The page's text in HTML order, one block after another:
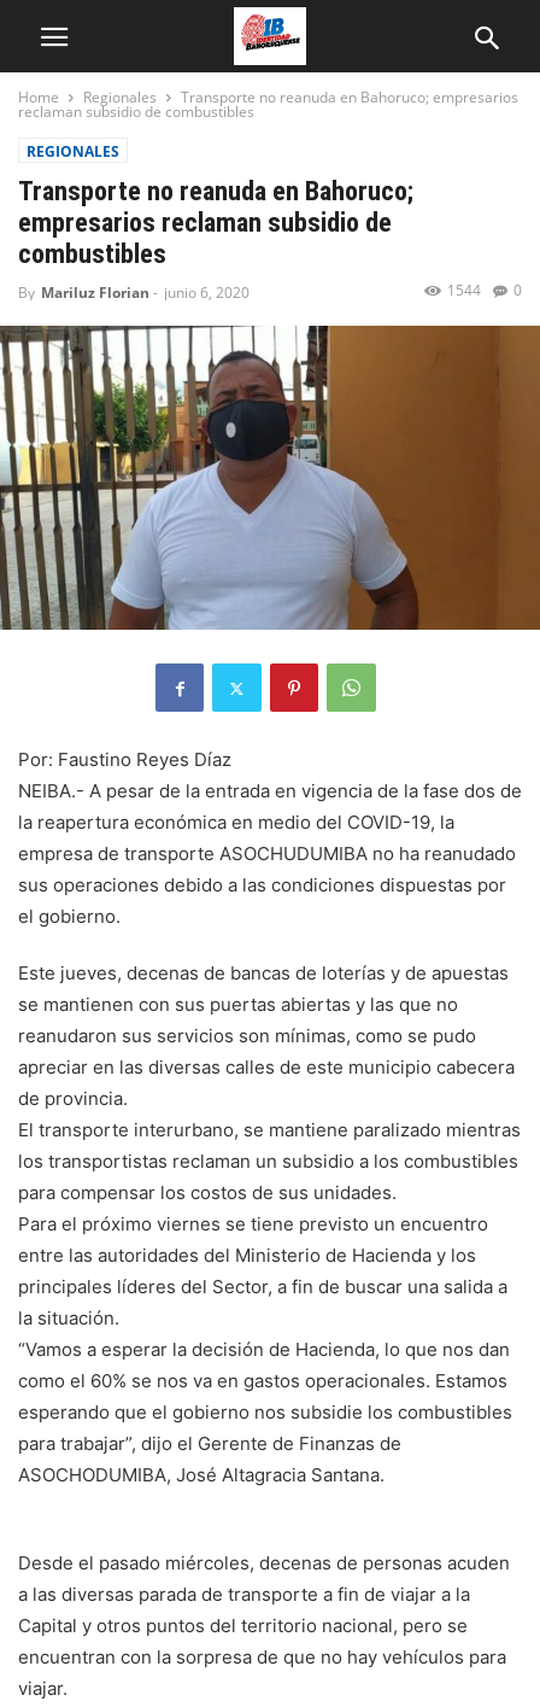
Home Regionales Transporte no reanuda en Bahoruco; empresarios
reclaman subsidio de combustibles
REGIONALES
Transporte no reanuda en Bahoruco;
empresarios reclaman subsidio de
combustibles
By Mariluz Florian - junio 6, 2020 0
1544
Por: Faustino Reyes Díaz
NEIBA.- A pesar de la entrada en vigencia de la fase dos de
la reapertura económica en medio del COVID-19, la
empresa de transporte ASOCHUDUMIBA no ha reanudado
sus operaciones debido a las condiciones dispuestas por
el gobierno.
Este jueves, decenas de bancas de loterías y de apuestas
se mantienen con sus puertas abiertas y las que no
reanudaron sus servicios son mínimas, como se pudo
apreciar en las diversas calles de este municipio cabecera
de provincia.
El transporte interurbano, se mantiene paralizado mientras
los transportistas reclaman un subsidio a los combustibles
para compensar los costos de sus unidades.
Para el próximo viernes se tiene previsto un encuentro
entre las autoridades del Ministerio de Hacienda y los
principales líderes del Sector, a fin de buscar una salida a
la situación.
“Vamos a esperar la decisión de Hacienda, lo que nos dan
como el 60% se nos va en gastos operacionales. Estamos
esperando que el gobierno nos subsidie los combustibles
para trabajar”, dijo el Gerente de Finanzas de
ASOCHODUMIBA, José Altagracia Santana.
Desde el pasado miércoles, decenas de personas acuden
a las diversas parada de transporte a fin de viajar a la
Capital y otros puntos del territorio nacional, pero se
encuentran con la sorpresa de que no hay vehículos para
viajar.